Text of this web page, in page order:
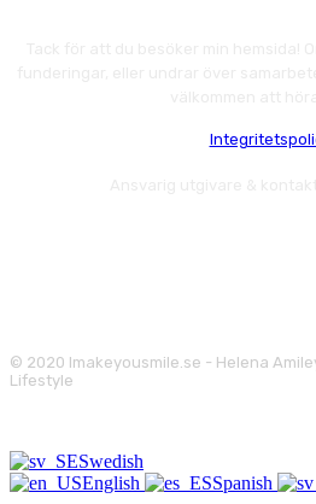
© 2020 Imakeyousmile.se - Helena
Lifestyle
Swedish
English
Spanish